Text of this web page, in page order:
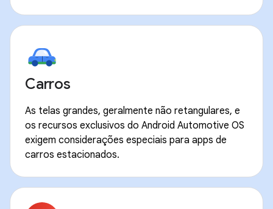
Carros
As telas grandes, geralmente não retangulares, e
os recursos exclusivos do Android Automotive OS
exigem considerações especiais para apps de
carros estacionados.